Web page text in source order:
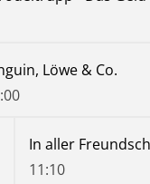
Löwe & Co.
11:10